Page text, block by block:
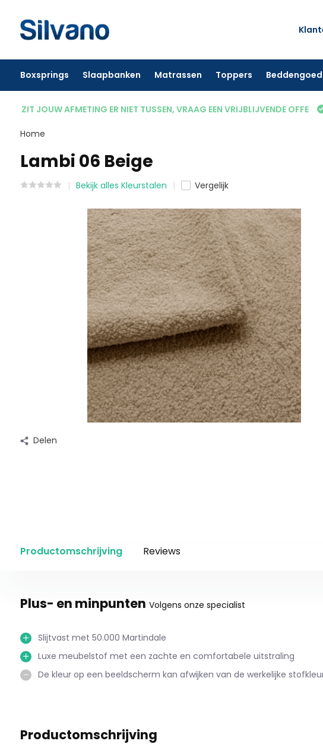
Boxsprings Slaapbanken Matrassen Toppers Beddengoed
ZIT JOUW AFMETING ER NIET TUSSEN, VRAAG EEN VRIJBLIJVENDE OFFE
Home
Lambi 06 Beige
Bekijk alles Kleurstalen Vergelijk
Delen
Productomschrijving Reviews
Plus- en minpunten Volgens onze specialist
Slijtvast met 50.000 Martindale
Luxe meubelstof met een zachte en comfortabele uitstraling
De kleur op een beeldscherm kan afwijken van de werkelijke
Productomschrijving